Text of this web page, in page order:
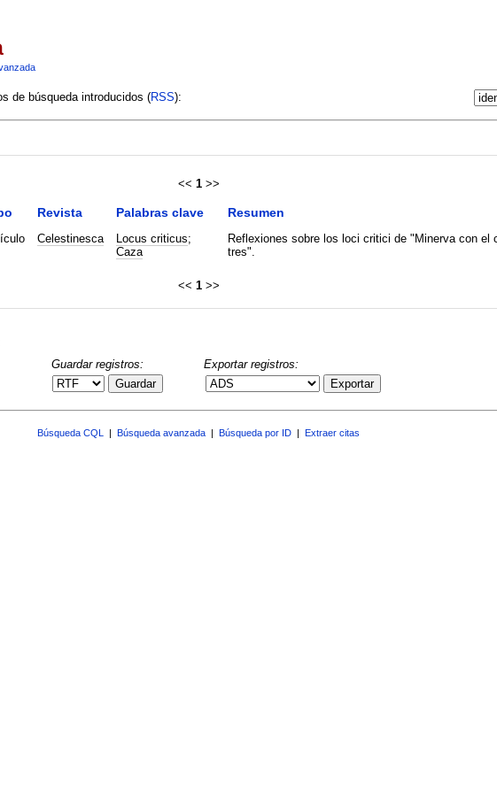
de búsqueda introducidos (RSS):
<< 1 >>
Revista Palabras clave Resumen
Celestinesca Locus criticus;
Caza
Reflexiones sobre los loci critici de "Minerva con el
tres".
<< 1 >>
Guardar registros:
Guardar
Exportar registros:
Exportar
Búsqueda CQL Búsqueda avanzada Búsqueda por ID Extraer citas